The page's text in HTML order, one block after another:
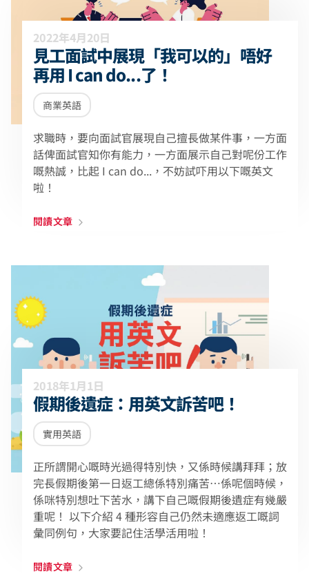
2022年4月20日
見工面試中展現「我可以的」唔好
再用 I can do...了！
商業英語
求職時，要向面試官展現自己擅長做某件事，一方面
話俾面試官知你有能力，一方面展示自己對呢份工作
嘅熱誠，比起 I can do...，不妨試吓用以下嘅英文
啦！
閱讀文章
2018年1月1日
假期後遺症：用英文訴苦吧！
實用英語
正所謂開心嘅時光過得特別快，又係時候講拜拜；放
完長假期後第一日返工總係特別痛苦⋯係呢個時候，
係咪特別想吐下苦水，講下自己嘅假期後遺症有幾嚴
重呢！ 以下介紹 4 種形容自己仍然未適應返工嘅詞
彙同例句，大家要記住活學活用啦！
閱讀文章